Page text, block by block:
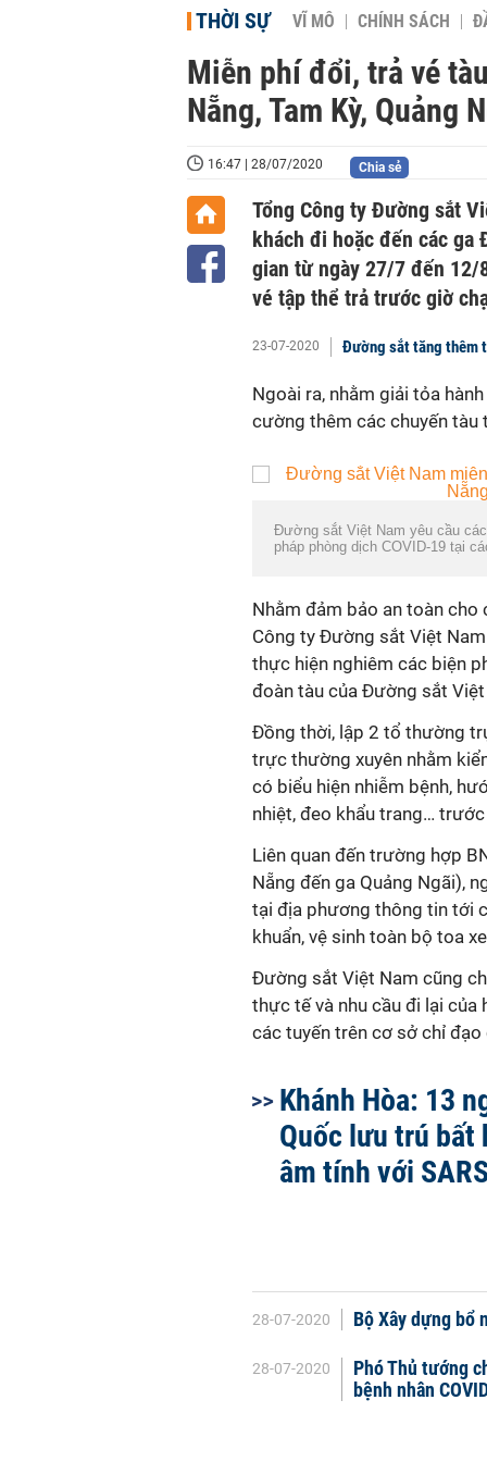
THỜI SỰ VĨ MÔ CHÍNH SÁCH
Miễn phí đổi, trả vé
Nẵng, Tam Kỳ, Quảng
16:47 | 28/07/2020 Chia sẻ
Tổng Công ty Đường sắt
khách đi hoặc đến các ga
gian từ ngày 27/7 đến 12/
vé tập thể trả trước giờ
23-07-2020 Đường sắt tăng thêm
Ngoài ra, nhằm giải tỏa
cường thêm các chuyến tàu
Đường sắt Việt Nam yêu cầu
pháp phòng dịch COVID-19 tại
Nhằm đảm bảo an toàn cho
Công ty Đường sắt Việt
thực hiện nghiêm các biện
đoàn tàu của Đường sắt Việt
Đồng thời, lập 2 tổ thường
trực thường xuyên nhằm
có biểu hiện nhiễm bệnh,
nhiệt, đeo khẩu trang… trước
Liên quan đến trường hợp
Nẵng đến ga Quảng Ngãi),
tại địa phương thông tin tới
khuẩn, vệ sinh toàn bộ toa
Đường sắt Việt Nam cũng
thực tế và nhu cầu đi lại của
các tuyến trên cơ sở chỉ đạo
Khánh Hòa: 13
Quốc lưu trú bất
âm tính với
28-07-2020 Bộ Xây dựng bổ
28-07-2020
Phó Thủ tướng
bệnh nhân